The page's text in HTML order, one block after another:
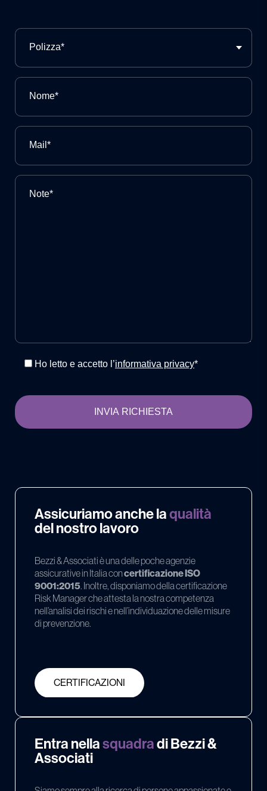
Polizza*
Nome*
Mail*
Note*
Ho letto e accetto l’informativa privacy*
Assicuriamo anche laqualità
del nostro lavoro
Bezzi & Associati è una delle poche agenzie
assicurative in Italia concertificazione ISO
9001:2015 . Inoltre, disponiamo della certificazione
Risk Manager che attesta la nostra competenza
nell’analisi dei rischi e nell’individuazione delle misure
di prevenzione.
CERTIFICAZIONI
Entra nellasquadradi Bezzi &
Associati